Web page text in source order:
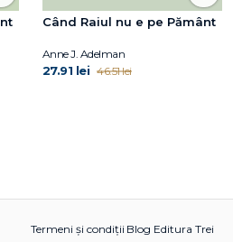
Când Raiul nu e pe Pământ
Anne J. Adelman
27.91 lei 46.51 lei
Termeni și condiții Blog Editura Trei